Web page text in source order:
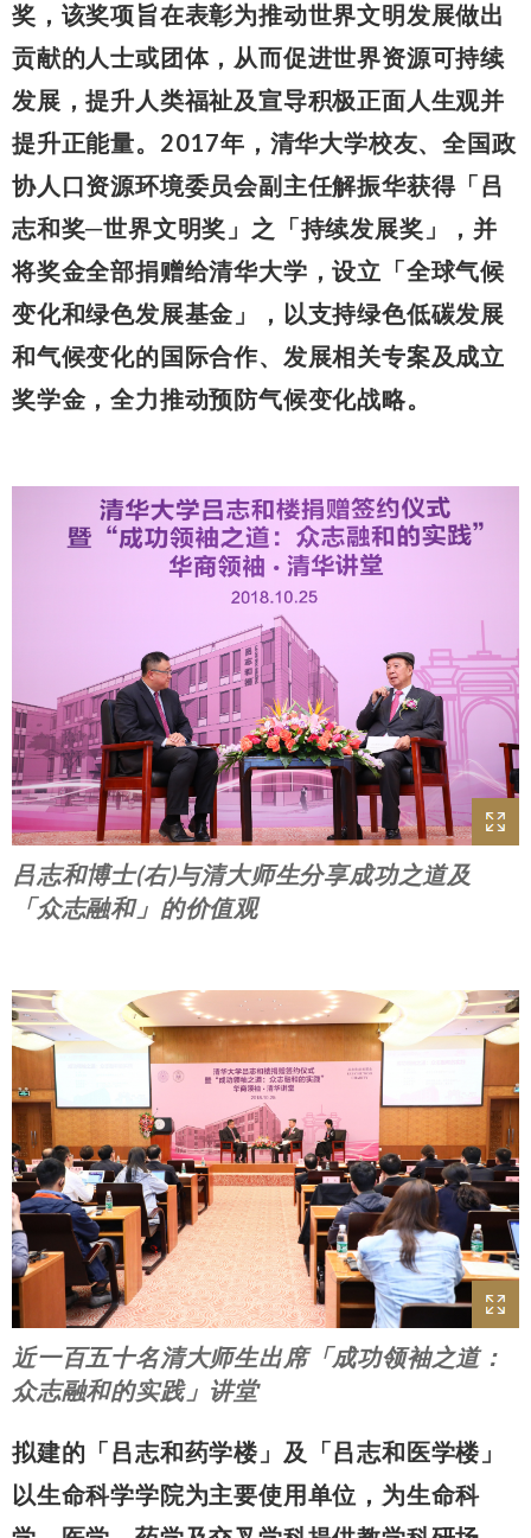
奖，该奖项旨在表彰为推动世界文明发展做出
贡献的人士或团体，从而促进世界资源可持续
发展，提升人类福祉及宣导积极正面人生观并
提升正能量。2017年，清华大学校友、全国政
协人口资源环境委员会副主任解振华获得「吕
志和奖─世界文明奖」之「持续发展奖」，并
将奖金全部捐赠给清华大学，设立「全球气候
变化和绿色发展基金」，以支持绿色低碳发展
和气候变化的国际合作、发展相关专案及成立
奖学金，全力推动预防气候变化战略。
吕志和博士(右)与清大师生分享成功之道及
「众志融和」的价值观
近一百五十名清大师生出席「成功领袖之道：
众志融和的实践」讲堂
拟建的「吕志和药学楼」及「吕志和医学楼」
以生命科学学院为主要使用单位，为生命科